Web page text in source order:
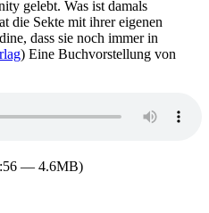
gelebt. Was ist damals
die Sekte mit ihrer eigenen
dass sie noch immer in
) Eine Buchvorstellung von
— 4.6MB)